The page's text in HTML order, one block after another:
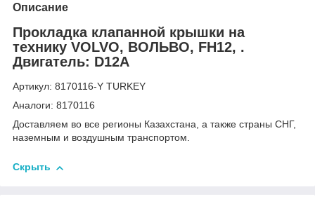
Описание
Прокладка клапанной крышки на
технику VOLVO, ВОЛЬВО, FH12, .
Двигатель: D12A
Артикул: 8170116-Y TURKEY
Аналоги: 8170116
Доставляем во все регионы Казахстана, а также страны СНГ,
наземным и воздушным транспортом.
Скрыть